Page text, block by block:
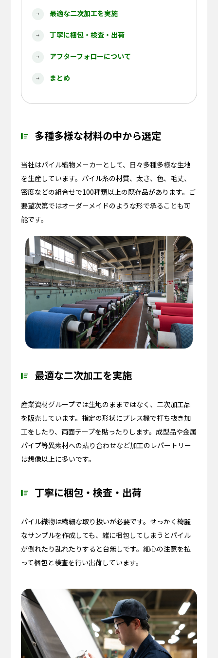
最適な二次加工を実施
丁寧に梱包・検査・出荷
アフターフォローについて
まとめ
多種多様な材料の中から選定
当社はパイル織物メーカーとして、日々多種多様な生地
を生産しています。パイル糸の材質、太さ、色、毛丈、
密度などの組合せで100種類以上の既存品があります。ご
要望次第ではオーダーメイドのような形で承ることも可
能です。
最適な二次加工を実施
産業資材グループでは生地のままではなく、二次加工品
を販売しています。指定の形状にプレス機で打ち抜き加
工をしたり、両面テープを貼ったりします。成型品や金属
パイプ等異素材への貼り合わせなど加工のレパートリー
は想像以上に多いです。
丁寧に梱包・検査・出荷
パイル織物は繊細な取り扱いが必要です。せっかく綺麗
なサンプルを作成しても、雑に梱包してしまうとパイル
が倒れたり乱れたりすると台無しです。細心の注意を払
って梱包と検査を行い出荷しています。